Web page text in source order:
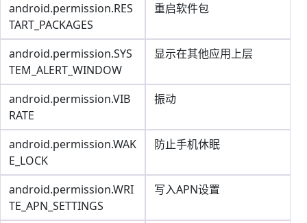
android.permission.RES
TART_PACKAGES
重启软件包
android.permission.SYS
TEM_ALERT_WINDOW
显示在其他应用上层
android.permission.VIB
RATE
振动
android.permission.WAK
E_LOCK
防止手机休眠
android.permission.WRI
TE_APN_SETTINGS
写入APN设置